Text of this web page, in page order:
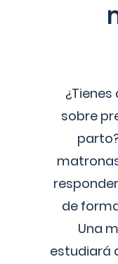
sobre
de
Una
estudiará